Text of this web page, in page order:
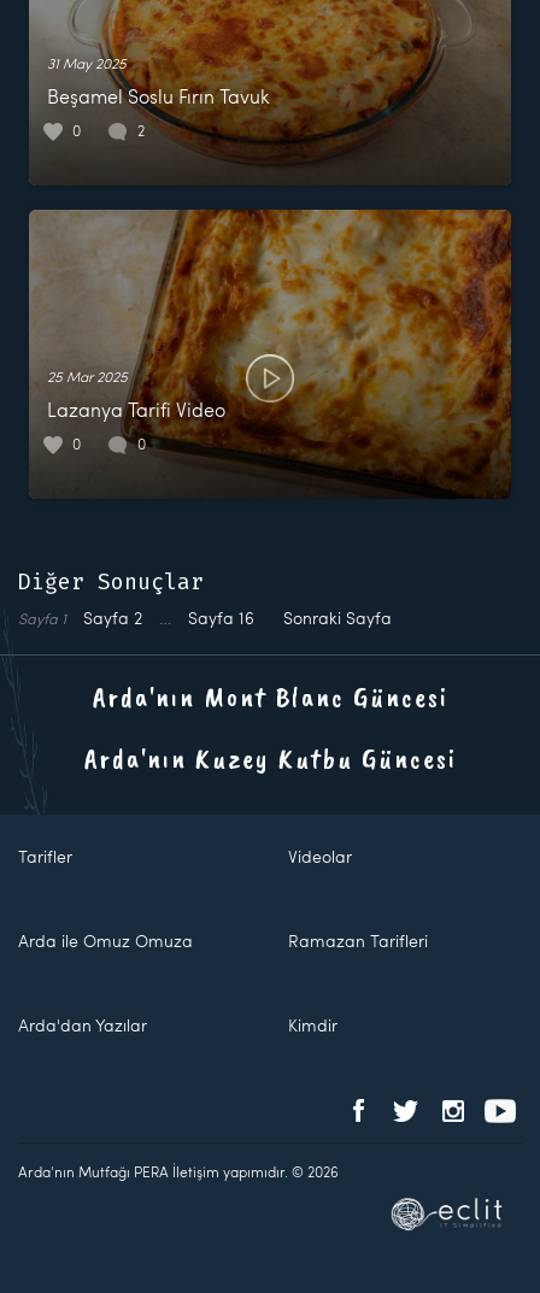
31 May 2025
Beşamel Soslu Fırın Tavuk
0 2
25 Mar 2025
Lazanya Tarifi Video
0 0
Diğer Sonuçlar
Sayfa 1 Sayfa 2 … Sayfa 16 Sonraki Sayfa
Arda'nın Mont Blanc Güncesi
Arda'nın Kuzey Kutbu Güncesi
Tarifler Videolar
Arda ile Omuz Omuza Ramazan Tarifleri
Arda'dan Yazılar Kimdir
Arda'nın Mutfağı PERA İletişim yapımıdır. © 2026